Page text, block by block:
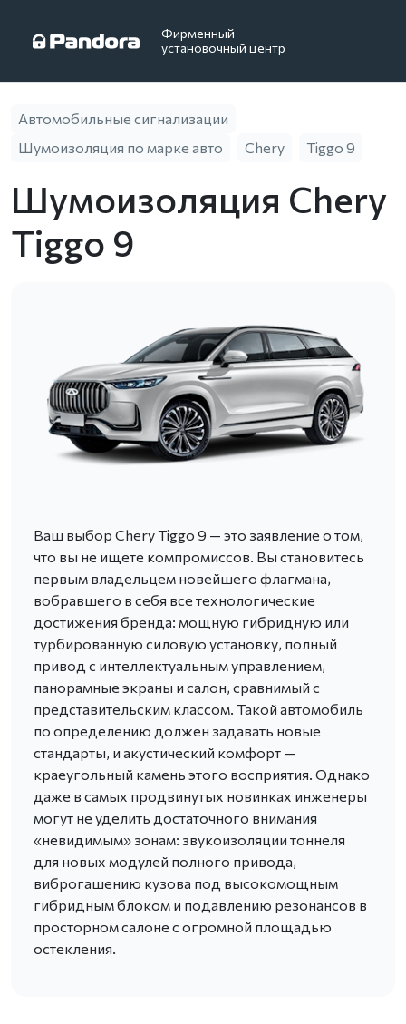
Фирменный
установочный центр
Автомобильные сигнализации
Шумоизоляция по марке авто
Chery Tiggo 9
Шумоизоляция Chery
Tiggo 9
Ваш выбор Chery Tiggo 9 — это заявление о том,
что вы не ищете компромиссов. Вы становитесь
первым владельцем новейшего флагмана,
вобравшего в себя все технологические
достижения бренда: мощную гибридную или
турбированную силовую установку, полный
привод с интеллектуальным управлением,
панорамные экраны и салон, сравнимый с
представительским классом. Такой автомобиль
по определению должен задавать новые
стандарты, и акустический комфорт —
краеугольный камень этого восприятия. Однако
даже в самых продвинутых новинках инженеры
могут не уделить достаточного внимания
«невидимым» зонам: звукоизоляции тоннеля
для новых модулей полного привода,
виброгашению кузова под высокомощным
гибридным блоком и подавлению резонансов в
просторном салоне с огромной площадью
остекления.